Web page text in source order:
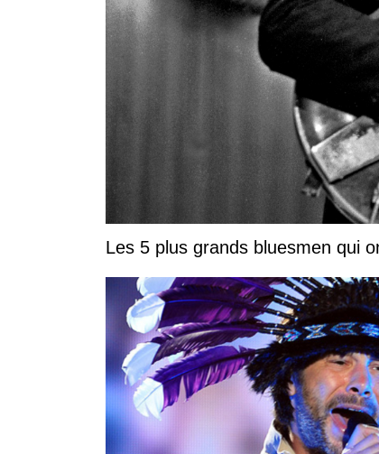
Les 5 plus grands bluesmen qui